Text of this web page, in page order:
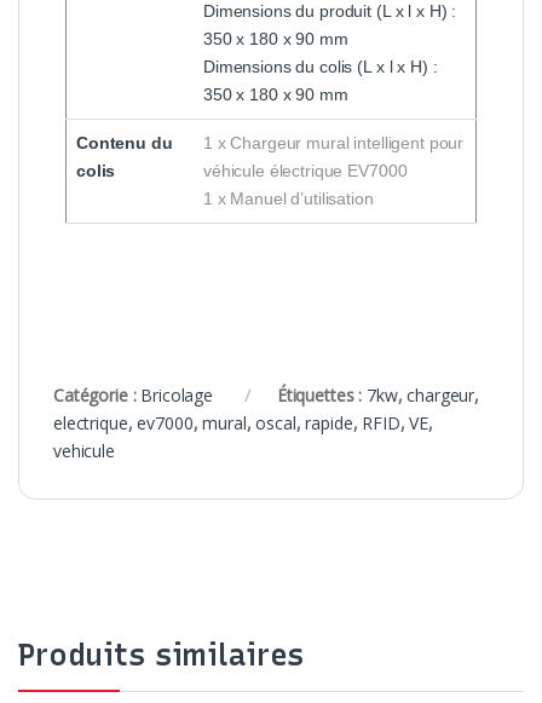
Dimensions du produit (L x l x H) :
350 x 180 x 90 mm
Dimensions du colis (L x l x H) :
350 x 180 x 90 mm
Contenu du
colis
1 x Chargeur mural intelligent pour
véhicule électrique EV7000
1 x Manuel d’utilisation
Catégorie : Bricolage Étiquettes : 7kw,chargeur,
electrique,ev7000,mural,oscal,rapide, RFID,VE,
vehicule
Produits similaires